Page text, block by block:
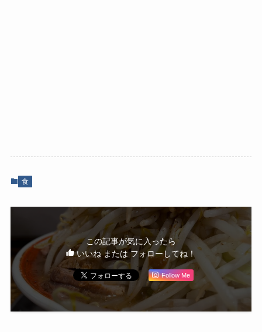
食
この記事が気に入ったら
いいね または フォローしてね！
Follow Me